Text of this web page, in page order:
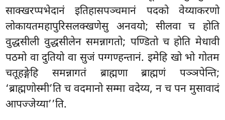
साक्खरप्पभेदानं इतिहासपञ्चमानं पदको वेय्याकरणो
लोकायतमहापुरिसलक्खणेसु अनवयो; सीलवा च होति
वुद्धसीली वुद्धसीलेन समन्नागतो; पण्डितो च होति मेधावी
पठमो वा दुतियो वा सुजं पग्गण्हन्तानं. इमेहि खो भो गोतम
चतूहङ्गेहि समन्नागतं ब्राह्मणा ब्राह्मणं पञ्ञपेन्ति;
‘ब्राह्मणोस्मी’ति च वदमानोसम्मा वदेय्य, न च पन मुसावादं
आपज्जेय्या’’ति.